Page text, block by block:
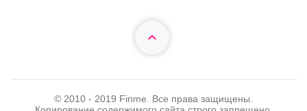
© 2010 - 2019 Finme. Все права защищены.